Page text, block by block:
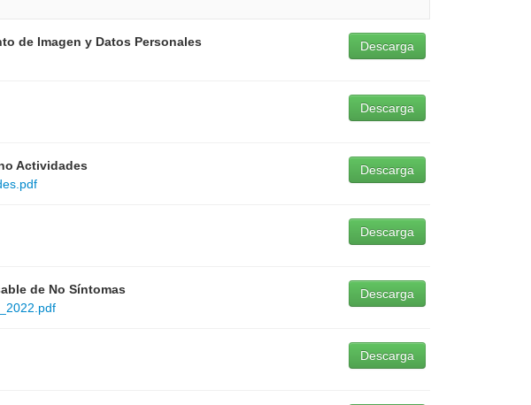
de Imagen y Datos Personales
Descarga
Descarga
Actividades
Descarga
Descarga
de No Síntomas
Descarga
Descarga